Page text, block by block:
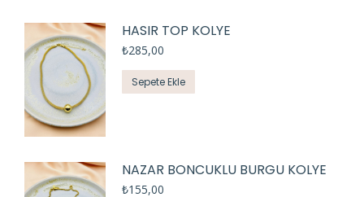
HASIR TOP KOLYE
₺285,00
Sepete Ekle
NAZAR BONCUKLU BURGU KOLYE
₺155,00